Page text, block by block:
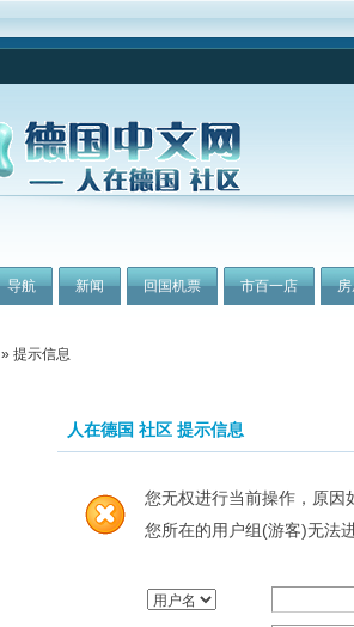
导航 新闻 回国机票 市百一店
» 提示信息
人在德国 社区 提示信息
您无权进行当前操作，原因
您所在的用户组(游客)无法